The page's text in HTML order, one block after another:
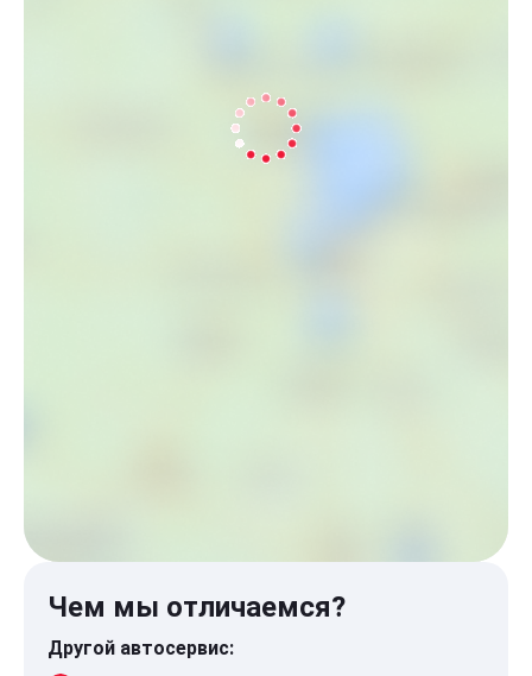
Чем мы отличаемся?
Другой автосервис: